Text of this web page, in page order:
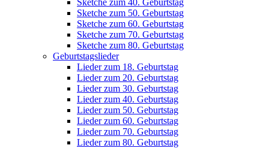
Sketche zum 40. Geburtstag
Sketche zum 50. Geburtstag
Sketche zum 60. Geburtstag
Sketche zum 70. Geburtstag
Sketche zum 80. Geburtstag
Geburtstagslieder
Lieder zum 18. Geburtstag
Lieder zum 20. Geburtstag
Lieder zum 30. Geburtstag
Lieder zum 40. Geburtstag
Lieder zum 50. Geburtstag
Lieder zum 60. Geburtstag
Lieder zum 70. Geburtstag
Lieder zum 80. Geburtstag